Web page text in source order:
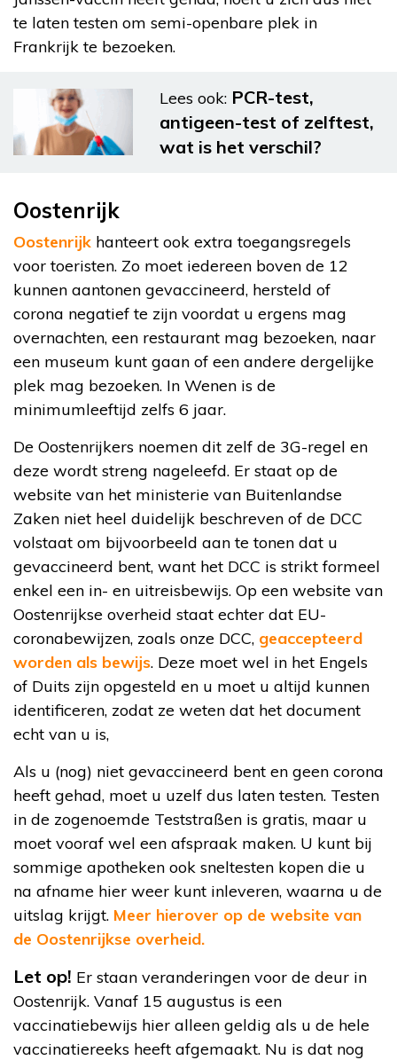
te laten testen om semi-openbare plek in
Frankrijk te bezoeken.
Lees ook: PCR-test,
antigeen-test of zelftest,
wat is het verschil?
Oostenrijk
Oostenrijk hanteert ook extra toegangsregels
voor toeristen. Zo moet iedereen boven de 12
kunnen aantonen gevaccineerd, hersteld of
corona negatief te zijn voordat u ergens mag
overnachten, een restaurant mag bezoeken, naar
een museum kunt gaan of een andere dergelijke
plek mag bezoeken. In Wenen is de
minimumleeftijd zelfs 6 jaar.
De Oostenrijkers noemen dit zelf de 3G-regel en
deze wordt streng nageleefd. Er staat op de
website van het ministerie van Buitenlandse
Zaken niet heel duidelijk beschreven of de DCC
volstaat om bijvoorbeeld aan te tonen dat u
gevaccineerd bent, want het DCC is strikt formeel
enkel een in- en uitreisbewijs. Op een website van
Oostenrijkse overheid staat echter dat EU-
coronabewijzen, zoals onze DCC, geaccepteerd
worden als bewijs. Deze moet wel in het Engels
of Duits zijn opgesteld en u moet u altijd kunnen
identificeren, zodat ze weten dat het document
echt van u is,
Als u (nog) niet gevaccineerd bent en geen corona
heeft gehad, moet u uzelf dus laten testen. Testen
in de zogenoemde Teststraßen is gratis, maar u
moet vooraf wel een afspraak maken. U kunt bij
sommige apotheken ook sneltesten kopen die u
na afname hier weer kunt inleveren, waarna u de
uitslag krijgt. Meer hierover op de website van
de Oostenrijkse overheid.
Let op! Er staan veranderingen voor de deur in
Oostenrijk. Vanaf 15 augustus is een
vaccinatiebewijs hier alleen geldig als u de hele
vaccinatiereeks heeft afgemaakt. Nu is dat nog